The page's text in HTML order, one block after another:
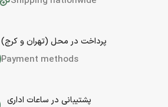
پرداخت در محل (تهران و کرج)
Payment methods
پشتیبانی در ساعات اداری